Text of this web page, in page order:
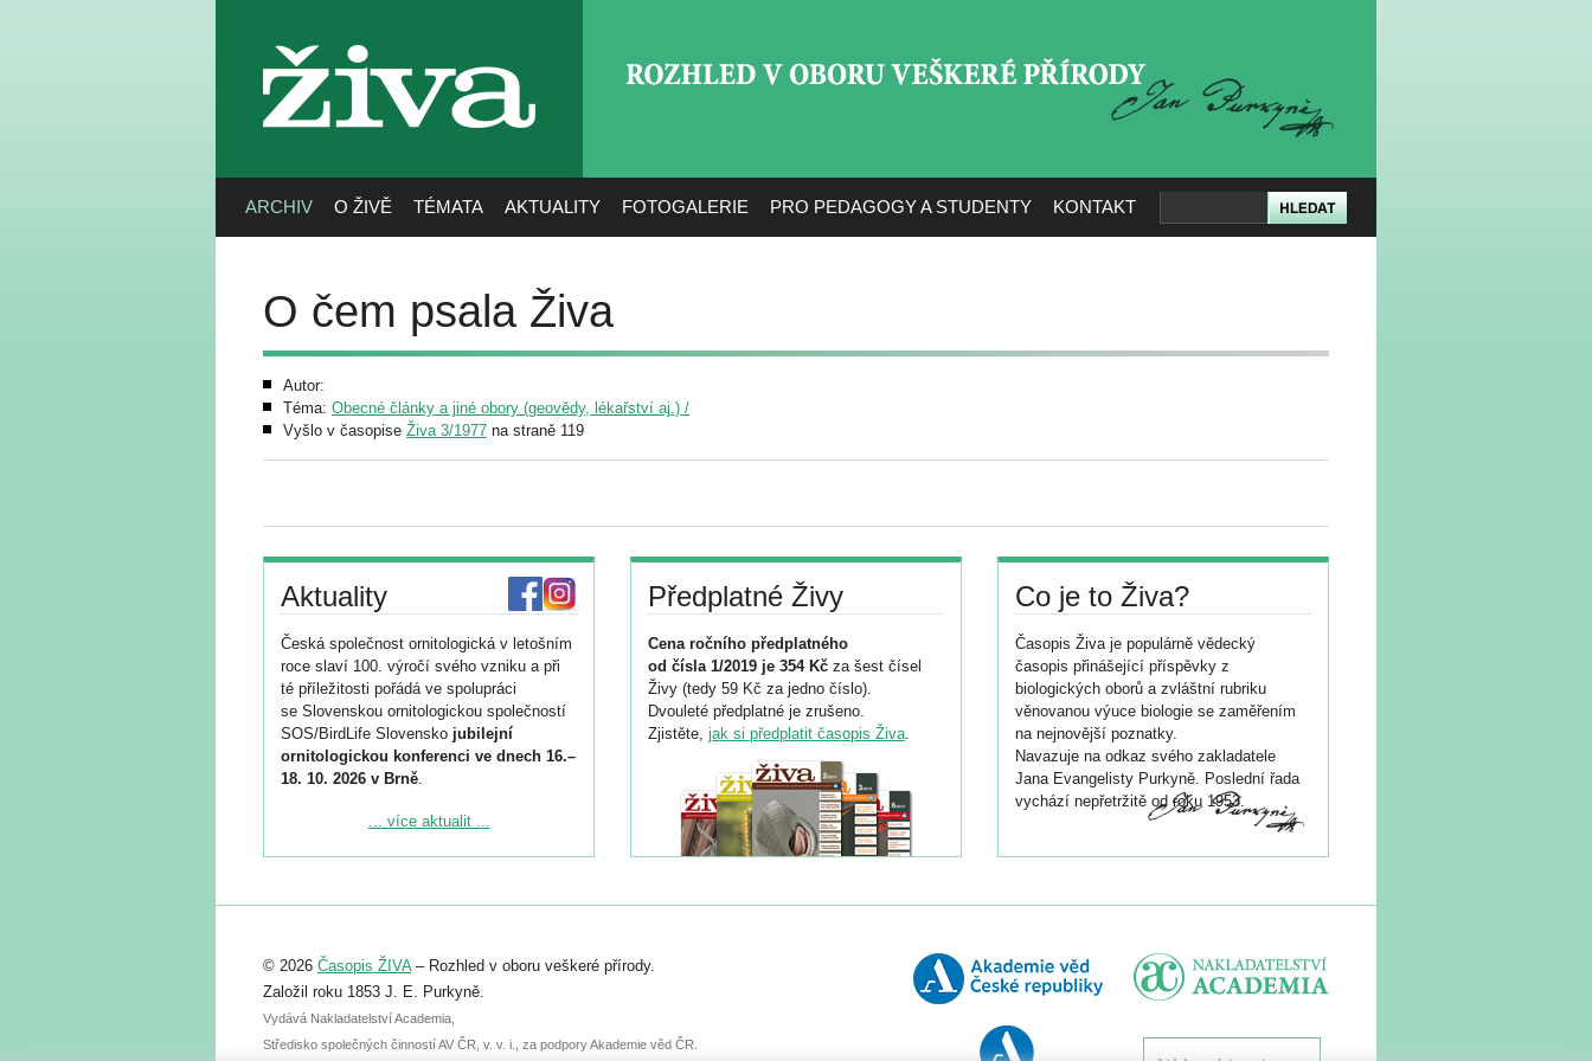
živa
ARCHIV O ŽIVĚ TÉMATA AKTUALITY FOTOGALERIE PRO PEDAGOGY A STUDENTY KONTAKT
O čem psala Živa
Autor:
Téma: Obecné články a jiné obory (geovědy, lékařství aj.) /
Vyšlo v časopise Živa 3/1977 na straně 119
Aktuality
Česká společnost ornitologická v letošním
roce slaví 100. výročí svého vzniku a při
té příležitosti pořádá ve spolupráci
se Slovenskou ornitologickou společností
SOS/BirdLife Slovensko jubilejní
ornitologickou konferenci ve dnech 16.–
18. 10. 2026 v Brně.
Podrobnější informace ke konferenci
Registrovat se můžete do 6. září.
abstraktu přihlášené přednášky nebo
posteru je už 30. června.
... více aktualit ...
Předplatné Živy
Cena ročního předplatného
od čísla 1/2019 je 354 Kč za šest čísel
Živy (tedy 59 Kč za jedno číslo).
Dvouleté předplatné je zrušeno.
Zjistěte, jak si předplatit časopis Živa.
Co je to Živa?
Časopis Živa je populárně vědecký
časopis přinášející příspěvky z
biologických oborů a zvláštní rubriku
věnovanou výuce biologie se zaměřením
na nejnovější poznatky.
Navazuje na odkaz svého zakladatele
Jana Evangelisty Purkyně. Poslední řada
vychází nepřetržitě od roku 1953.
© 2026 Časopis ŽIVA– Rozhled v oboru veškeré přírody.
Založil roku 1853 J. E. Purkyně.
Vydává Nakladatelství Academia,
Středisko společných činností AV ČR, v. v. i., za podpory Akademie věd ČR.